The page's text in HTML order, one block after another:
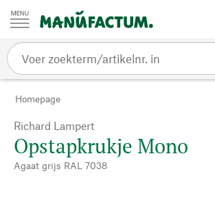
Passer au contenu
Homepage
Richard Lampert
Opstapkrukje Mono
Agaat grijs RAL 7038